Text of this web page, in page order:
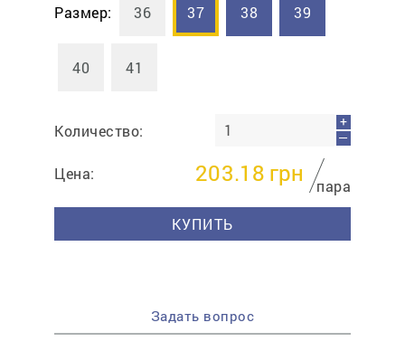
Размер: 36 37 38 39
40 41
Количество:
+
—
Цена: 203.18 грн
пара
КУПИТЬ
Задать вопрос